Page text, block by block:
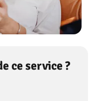
ce service ?